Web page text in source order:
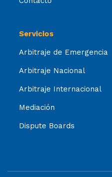
Servicios
Arbitraje de Emergencia
Arbitraje Nacional
Arbitraje Internacional
Mediación
Dispute Boards